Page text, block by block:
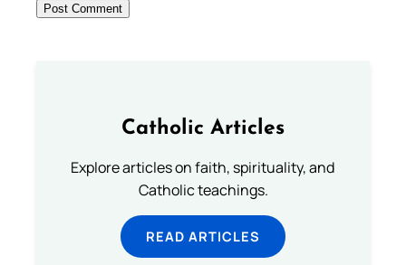
Catholic Articles
Explore articles on faith, spirituality, and
Catholic teachings.
READ ARTICLES